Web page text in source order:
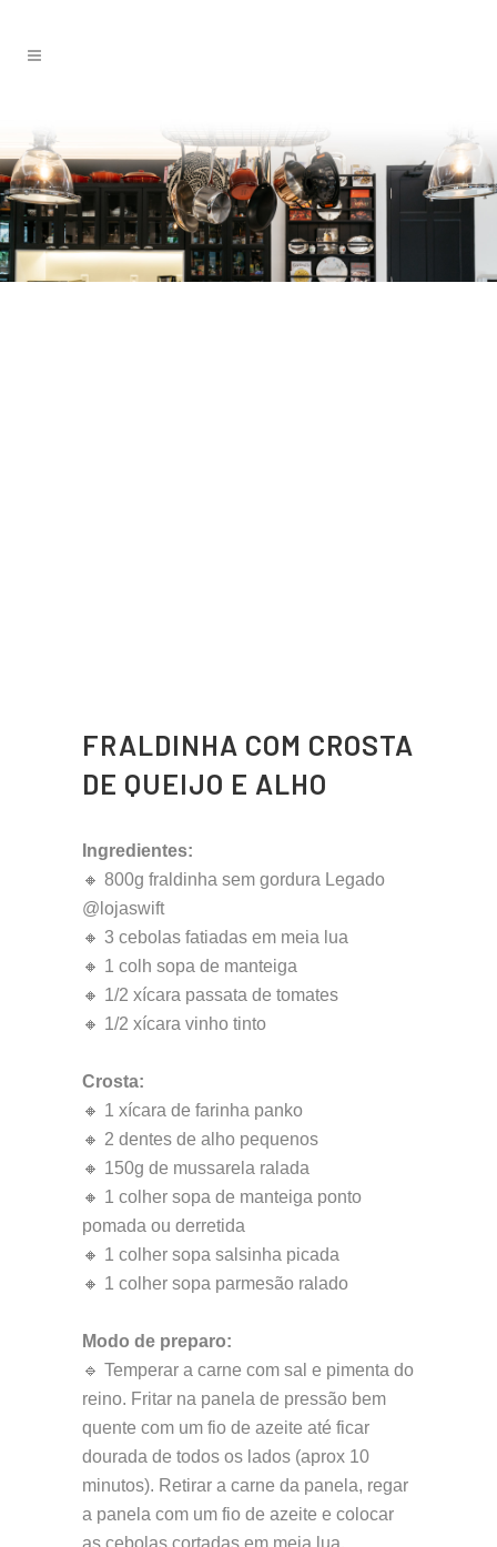
FRALDINHA COM CROSTA
DE QUEIJO E ALHO
Ingredientes:
🔸 800g fraldinha sem gordura Legado
@lojaswift
🔸 3 cebolas fatiadas em meia lua
🔸 1 colh sopa de manteiga
🔸 1/2 xícara passata de tomates
🔸 1/2 xícara vinho tinto
Crosta:
🔸 1 xícara de farinha panko
🔸 2 dentes de alho pequenos
🔸 150g de mussarela ralada
🔸 1 colher sopa de manteiga ponto
pomada ou derretida
🔸 1 colher sopa salsinha picada
🔸 1 colher sopa parmesão ralado
Modo de preparo:
🔹 Temperar a carne com sal e pimenta do
reino. Fritar na panela de pressão bem
quente com um fio de azeite até ficar
dourada de todos os lados (aprox 10
minutos). Retirar a carne da panela, regar
a panela com um fio de azeite e colocar